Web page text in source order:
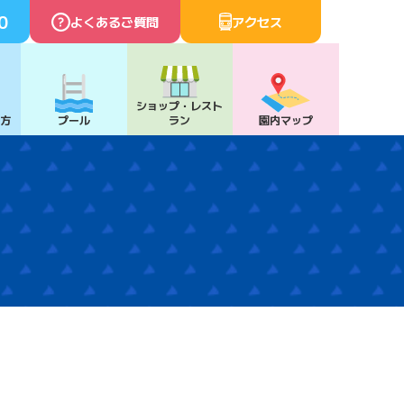
よくあるご質問 アクセス
プール
ショップ・ レスト
ラン
園内マップ